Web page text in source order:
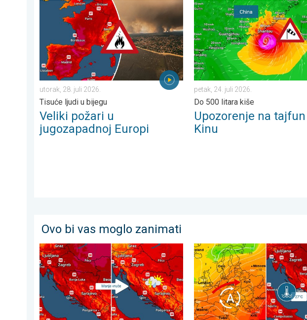
Veliki požari u jugozapadnoj Europi. Tisuće ljudi u bijegu. . . utorak, 28. juli 2026.
utorak, 28. juli 2026.
Tisuće ljudi u bijegu
Veliki požari u
jugozapadnoj Europi
Upozorenje na tajfun za Kinu.
petak, 24. juli 2026.
Do 500 litara kiše
Upozorenje na
Kinu
Ovo bi vas moglo zanimati
Bliži se osvježenje s pljuskovima. Četvrtak vrlo vruć. . . četvrtak, 6. august 2026.
Vrlo vrući ljetni dani se nižu.